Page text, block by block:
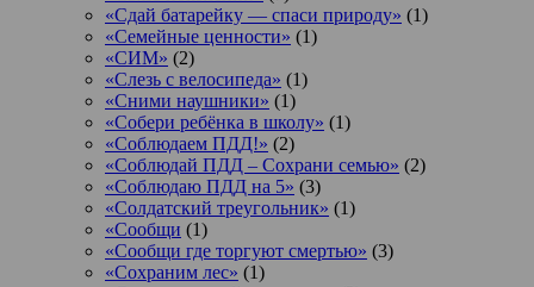
«Сдай батарейку — спаси природу» (1)
«Семейные ценности» (1)
«СИМ» (2)
«Слезь с велосипеда» (1)
«Сними наушники» (1)
«Собери ребёнка в школу» (1)
«Соблюдаем ПДД!» (2)
«Соблюдай ПДД – Сохрани семью» (2)
«Соблюдаю ПДД на 5» (3)
«Солдатский треугольник» (1)
«Сообщи (1)
«Сообщи где торгуют смертью» (3)
«Сохраним лес» (1)